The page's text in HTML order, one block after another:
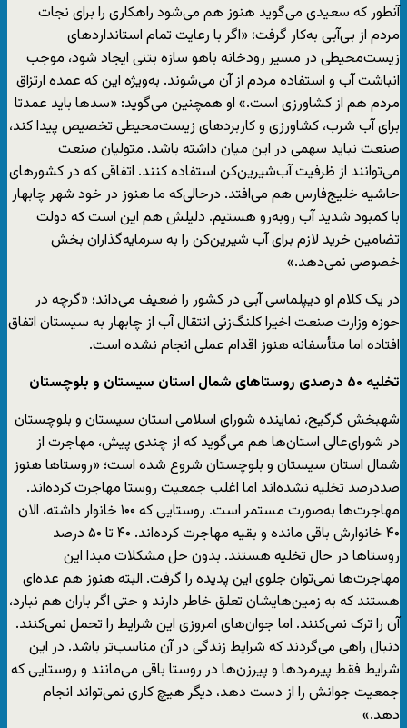
آنطور که سعیدی می‌گوید هنوز هم می‌شود راهکاری را برای نجات
مردم از بی‌آبی به‌کار گرفت؛ «اگر با رعایت تمام استانداردهای
زیست‌محیطی در مسیر رودخانه باهو سازه بتنی ایجاد شود، موجب
انباشت آب و استفاده مردم از آن می‌شوند. به‌ویژه این که عمده ارتزاق
مردم هم از کشاورزی است.» او همچنین می‌گوید: «سدها باید عمدتا
برای آب شرب، کشاورزی و کاربردهای زیست‌محیطی تخصیص پیدا کند،
صنعت نباید سهمی در این میان داشته باشد. متولیان صنعت
می‌توانند از ظرفیت آب‌شیرین‌کن استفاده کنند. اتفاقی که در کشورهای
حاشیه خلیج‌فارس هم می‌افتد. درحالی‌که ما هنوز در خود شهر چابهار
با کمبود شدید آب روبه‌رو هستیم. دلیلش هم این است که دولت
تضامین خرید لازم برای آب شیرین‌کن را به سرمایه‌گذاران بخش
خصوصی نمی‌دهد.»
در یک کلام او دیپلماسی آبی در کشور را ضعیف می‌داند؛ «گرچه در
حوزه وزارت صنعت اخیرا کلنگ‌زنی انتقال آب از چابهار به سیستان اتفاق
افتاده اما متأسفانه هنوز اقدام عملی انجام نشده است.
تخلیه ۵۰ درصدی روستاهای شمال استان سیستان و بلوچستان
شهبخش گرگیج، نماینده شورای اسلامی استان سیستان و بلوچستان
در شورای‌عالی استان‌ها هم می‌گوید که از چندی پیش، مهاجرت از
شمال استان سیستان و بلوچستان شروع شده است؛ «روستاها هنوز
صددرصد تخلیه نشده‌اند اما اغلب جمعیت روستا مهاجرت کرده‌اند.
مهاجرت‌ها به‌صورت مستمر است. روستایی که ۱۰۰ خانوار داشته، الان
۴۰ خانوارش باقی مانده و بقیه مهاجرت کرده‌اند. ۴۰ تا ۵۰ درصد
روستاها در حال تخلیه هستند. بدون حل مشکلات مبدا این
مهاجرت‌ها نمی‌توان جلوی این پدیده را گرفت. البته هنوز هم عده‌ای
هستند که به زمین‌هایشان تعلق خاطر دارند و حتی اگر باران هم نبارد،
آن را ترک نمی‌کنند. اما جوان‌های امروزی این شرایط را تحمل نمی‌کنند.
دنبال راهی می‌گردند که شرایط زندگی در آن مناسب‌تر باشد. در این
شرایط فقط پیرمردها و پیرزن‌ها در روستا باقی می‌مانند و روستایی که
جمعیت جوانش را از دست دهد، دیگر هیچ کاری نمی‌تواند انجام
دهد.»